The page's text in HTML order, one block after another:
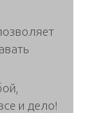
и дело!